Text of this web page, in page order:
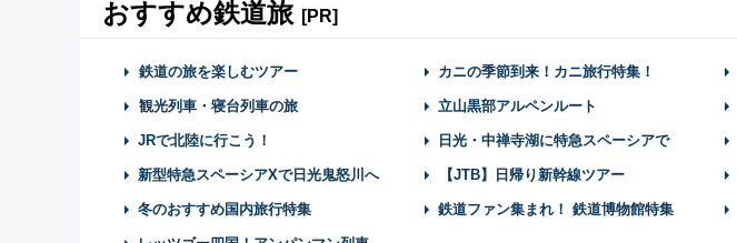
おすすめ鉄道旅 [PR]
鉄道の旅を楽しむツアー カニの季節到来！カニ旅行特集！
観光列車・寝台列車の旅 立山黒部アルペンルート
JRで北陸に行こう！ 日光・中禅寺湖に特急スペーシアで
新型特急スペーシアXで日光鬼怒川へ 【JTB】日帰り新幹線ツアー
冬のおすすめ国内旅行特集 鉄道ファン集まれ！ 鉄道博物館特集